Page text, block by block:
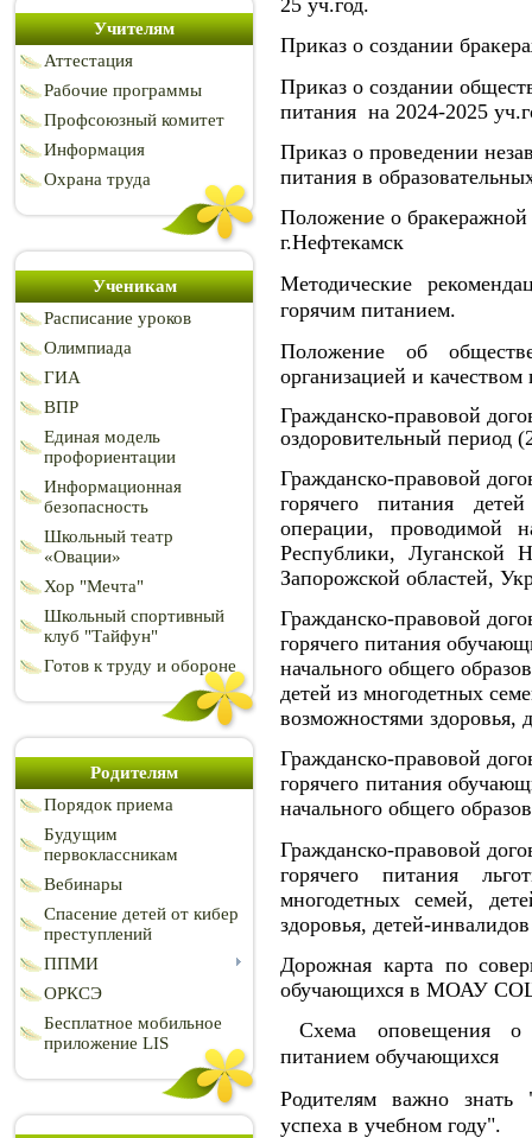
Учителям
Аттестация
Рабочие программы
Профсоюзный комитет
Информация
Охрана труда
Ученикам
Расписание уроков
Олимпиада
ГИА
ВПР
Единая модель
профориентации
Информационная
безопасность
Школьный театр
«Овации»
Хор "Мечта"
Школьный спортивный
клуб "Тайфун"
Готов к труду и обороне
Родителям
Порядок приема
Будущим
первоклассникам
Вебинары
Спасение детей от кибер
преступлений
ППМИ
ОРКСЭ
Бесплатное мобильное
приложение LIS
Приказ о создании
Приказ о создании
питания на 2024-2025
Приказ о проведении
питания в
Положение о
г.Нефтекамск
Методические
горячим питанием.
Положение об
организацией и
Гражданско-правовой
оздоровительный период
Гражданско-правовой
горячего питания
операции, проводимой
Республики, Луганской
Запорожской областей,
Гражданско-правовой
горячего питания
начального общего
детей из многодетных
возможностями здоровья,
Гражданско-правовой
горячего питания
начального общего
Гражданско-правовой
горячего питания
многодетных семей,
здоровья, детей-
Дорожная карта по
обучающихся в МОАУ
Схема оповещения о
питанием обучающихся
Родителям важно знать
успеха в учебном году".